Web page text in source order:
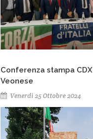
Conferenza stampa CDX
Veonese
Venerdì 25 Ottobre 2024